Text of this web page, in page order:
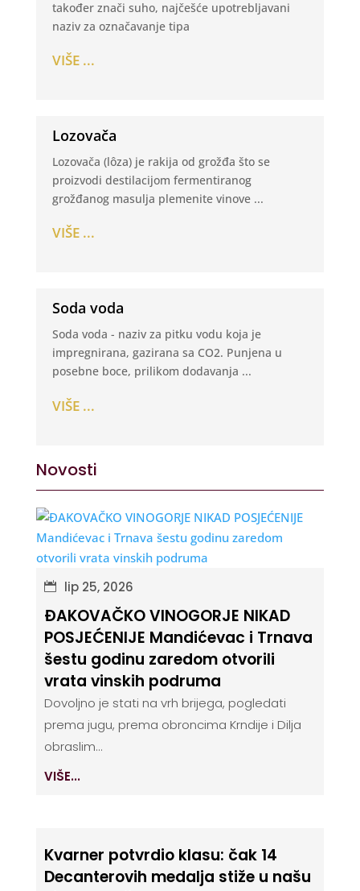
također znači suho, najčešće upotrebljavani
naziv za označavanje tipa
VIŠE ...
Lozovača
Lozovača (lôza) je rakija od grožđa što se
proizvodi destilacijom fermentiranog
grožđanog masulja plemenite vinove ...
VIŠE ...
Soda voda
Soda voda - naziv za pitku vodu koja je
impregnirana, gazirana sa CO2. Punjena u
posebne boce, prilikom dodavanja ...
VIŠE ...
Novosti
lip 25, 2026
ĐAKOVAČKO VINOGORJE NIKAD
POSJEĆENIJE Mandićevac i Trnava
šestu godinu zaredom otvorili
vrata vinskih podruma
Dovoljno je stati na vrh brijega, pogledati
prema jugu, prema obroncima Krndije i Dilja
obraslim...
VIŠE...
Kvarner potvrdio klasu: čak 14
Decanterovih medalja stiže u našu